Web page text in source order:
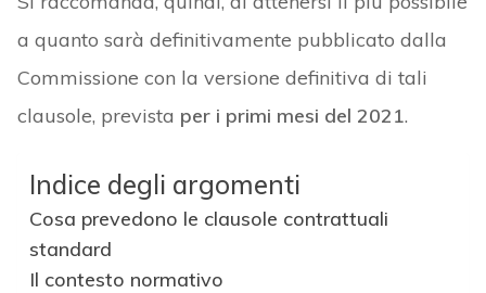
a quanto sarà definitivamente pubblicato dalla
Commissione con la versione definitiva di tali
clausole, prevista per i primi mesi del 2021.
Indice degli argomenti
Cosa prevedono le clausole contrattuali
standard
Il contesto normativo